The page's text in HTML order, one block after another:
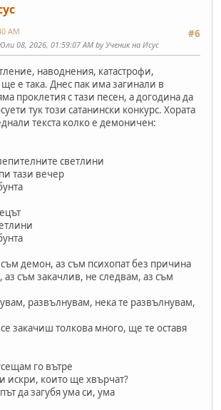
#6
AM
08, 2026, 01:59:07 AM by Ученик на Исус
наводнения, катастрофи,
е така. Днес пак има загинали в
проклетия с тази песен, а догодина да
тук този сатанински конкурс. Хората
текста колко е демоничен:
светлини
тази вечер
демон, аз съм психопат без причина
аз съм закачлив, не следвам, аз съм
развълнувам, нека те развълнувам,
закачиш толкова много, ще те оставя
го вътре
искри, които ще хвърчат?
да загубя ума си, ума